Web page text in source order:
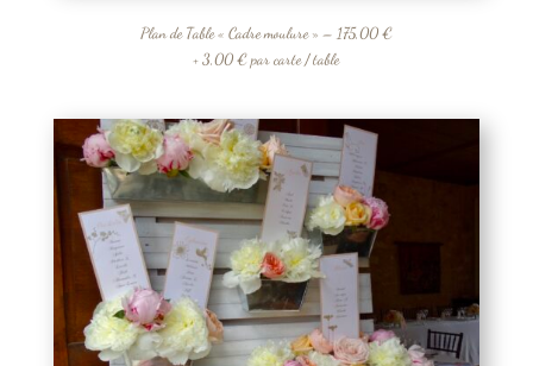
Plan de Table « Cadre moulure » – 175,00 €
+ 3,00 € par carte / table